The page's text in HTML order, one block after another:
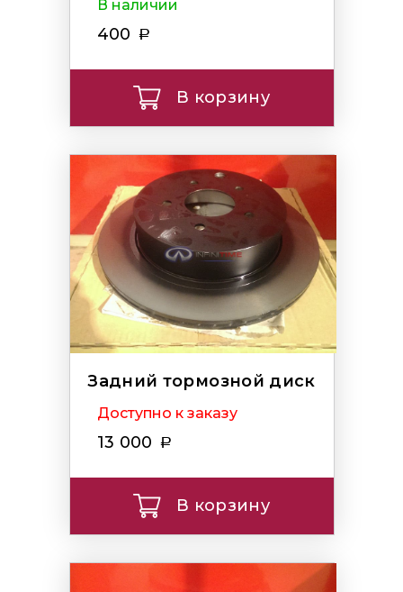
В наличии
400
В корзину
Задний тормозной диск
Доступно к заказу
13 000
В корзину